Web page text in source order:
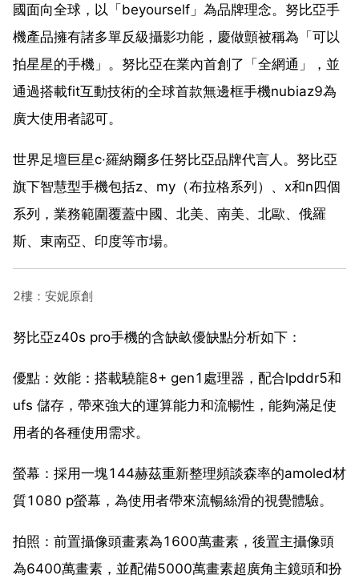
國面向全球，以「beyourself」為品牌理念。努比亞手
機產品擁有諸多單反級攝影功能，慶做顫被稱為「可以
拍星星的手機」。努比亞在業內首創了「全網通」，並
通過搭載fit互動技術的全球首款無邊框手機nubiaz9為
廣大使用者認可。
世界足壇巨星c·羅納爾多任努比亞品牌代言人。努比亞
旗下智慧型手機包括z、my（布拉格系列）、x和n四個
系列，業務範圍覆蓋中國、北美、南美、北歐、俄羅
斯、東南亞、印度等市場。
2樓：安妮原創
努比亞z40s pro手機的含缺畝優缺點分析如下：
優點：效能：搭載驍龍8+ gen1處理器，配合lpddr5和
ufs 儲存，帶來強大的運算能力和流暢性，能夠滿足使
用者的各種使用需求。
螢幕：採用一塊144赫茲重新整理頻談森率的amoled材
質1080 p螢幕，為使用者帶來流暢絲滑的視覺體驗。
拍照：前置攝像頭畫素為1600萬畫素，後置主攝像頭
為6400萬畫素，並配備5000萬畫素超廣角主鏡頭和扮